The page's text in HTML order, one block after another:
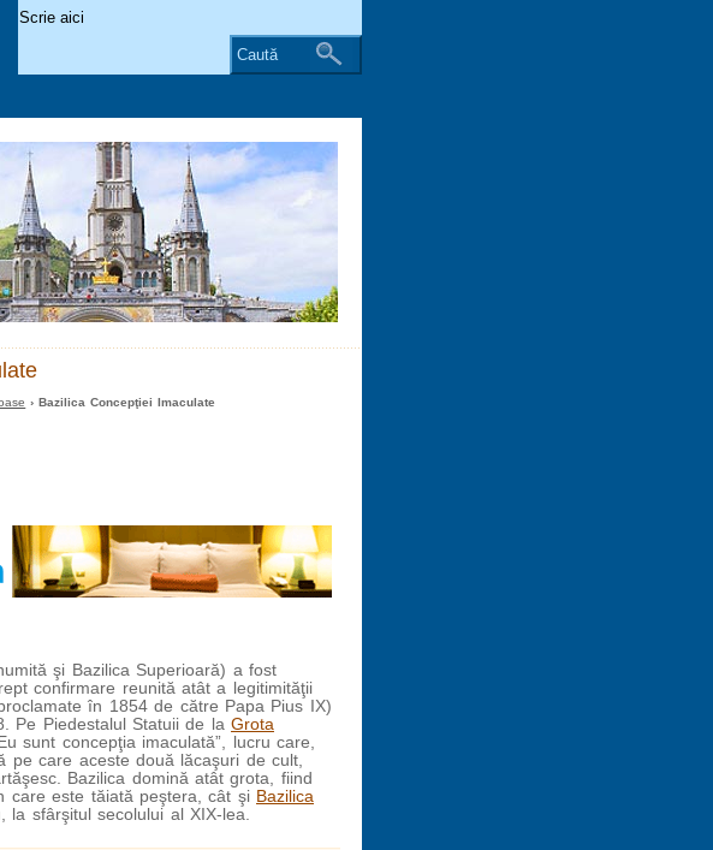
› Bazilica Concepţiei Imaculate
şi Bazilica Superioară) a fost
confirmare reunită atât a legitimităţii
în 1854 de către Papa Pius IX)
Pe Piedestalul Statuii de laGrota
sunt concepţia imaculată”, lucru care,
pe care aceste două lăcaşuri de cult,
Bazilica domină atât grota, fiind
care este tăiată peştera, cât şi Bazilica
la sfârşitul secolului al XIX-lea.
Caută